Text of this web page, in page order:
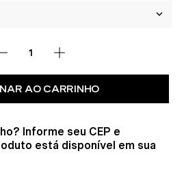
AO CARRINHO
Informe seu CEP e
está disponível em sua